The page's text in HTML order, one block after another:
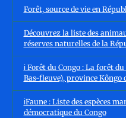
Forêt, source de vie en
Découvrez la liste des
réserves naturelles de la
ℹ️ Forêt du Congo : La forêt
Bas-fleuve), province Kôngo
ℹ️Faune : Liste des espèces
démocratique du Congo